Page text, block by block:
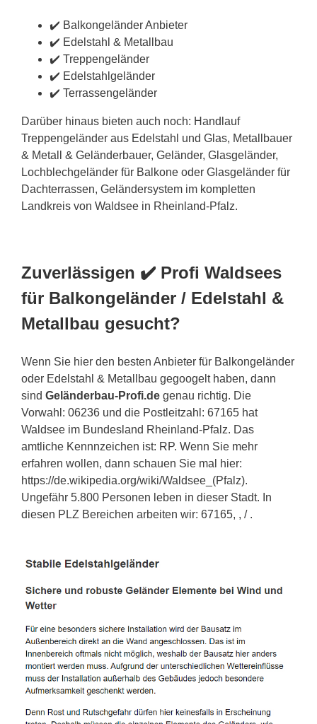
✔️ Balkongeländer Anbieter
✔️ Edelstahl & Metallbau
✔️ Treppengeländer
✔️ Edelstahlgeländer
✔️ Terrassengeländer
Darüber hinaus bieten auch noch: Handlauf
Treppengeländer aus Edelstahl und Glas, Metallbauer
& Metall & Geländerbauer, Geländer, Glasgeländer,
Lochblechgeländer für Balkone oder Glasgeländer für
Dachterrassen, Geländersystem im kompletten
Landkreis von Waldsee in Rheinland-Pfalz.
Zuverlässigen ✔️ Profi Waldsees
für Balkongeländer / Edelstahl &
Metallbau gesucht?
Wenn Sie hier den besten Anbieter für Balkongeländer
oder Edelstahl & Metallbau gegoogelt haben, dann
sind Geländerbau-Profi.de genau richtig. Die
Vorwahl: 06236 und die Postleitzahl: 67165 hat
Waldsee im Bundesland Rheinland-Pfalz. Das
amtliche Kennnzeichen ist: RP. Wenn Sie mehr
erfahren wollen, dann schauen Sie mal hier:
https://de.wikipedia.org/wiki/Waldsee_(Pfalz).
Ungefähr 5.800 Personen leben in dieser Stadt. In
diesen PLZ Bereichen arbeiten wir: 67165, , / .